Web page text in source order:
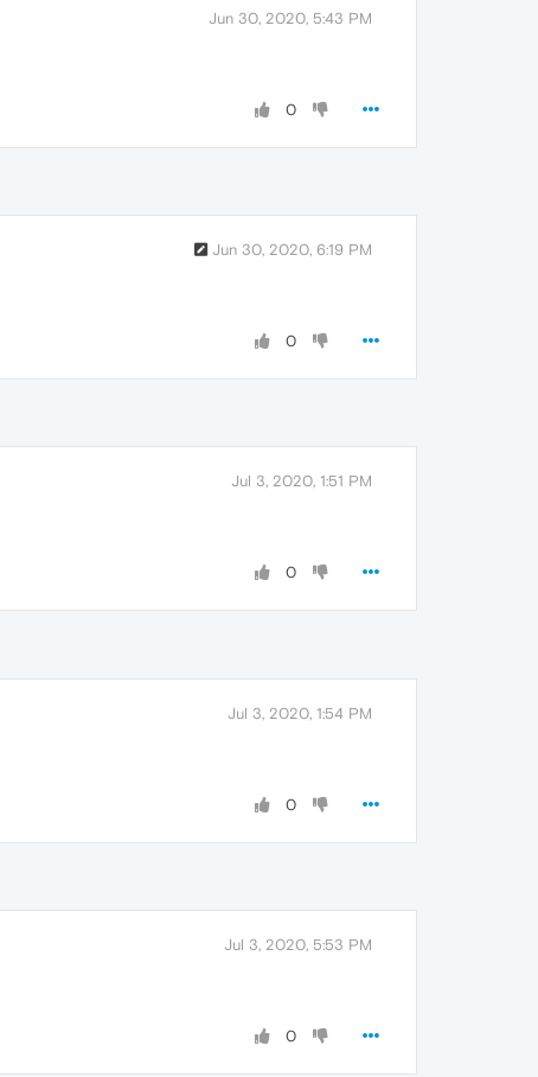
Jun 30, 2020, 5:43 PM
0
Jun 30, 2020, 6:19 PM
0
Jul 3, 2020, 1:51 PM
0
Jul 3, 2020, 1:54 PM
0
Jul 3, 2020, 5:53 PM
0